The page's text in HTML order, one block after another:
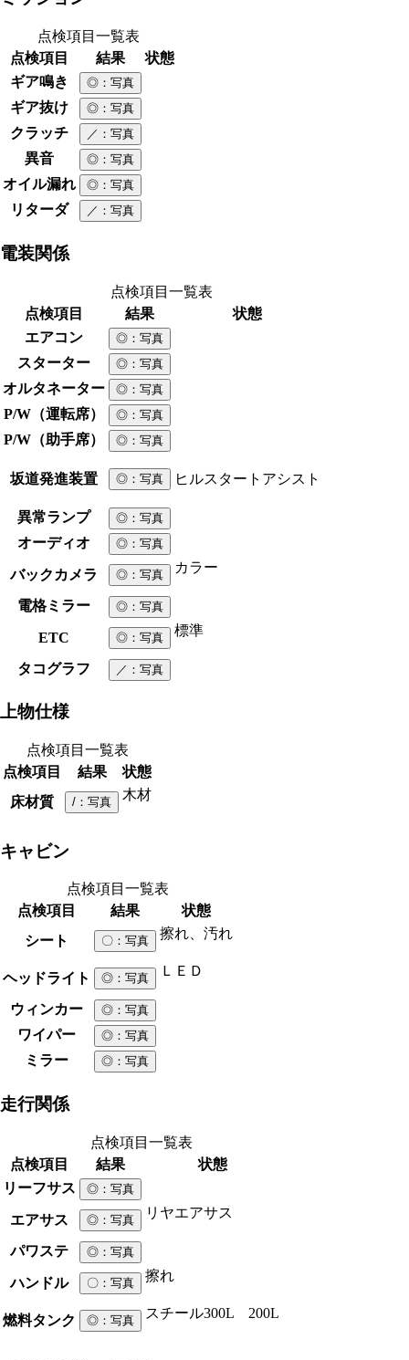
点検項目一覧表
点検項目
結果
状態
ギア鳴き
◎ ：写真
ギア抜け ◎ ：写真
クラッチ ／ ：写真
異音 ◎ ：写真
オイル漏れ ◎ ：写真
リターダ ／ ：写真
電装関係
点検項目一覧表
点検項目
結果
状態
エアコン
◎ ：写真
スターター ◎ ：写真
オルタネーター ◎ ：写真
P/W（運転席） ◎ ：写真
P/W（助手席） ◎ ：写真
坂道発進装置 ◎ ：写真 ヒルスタートアシスト
異常ランプ ◎ ：写真
オーディオ ◎ ：写真
バックカメラ ◎ ：写真 カラー
電格ミラー ◎ ：写真
ETC ◎ ：写真 標準
タコグラフ ／ ：写真
上物仕様
点検項目一覧表
点検項目
結果
状態
床材質
/ ：写真 木材
キャビン
点検項目一覧表
点検項目
結果
状態
シート
〇 ：写真 擦れ、汚れ
ヘッドライト ◎ ：写真 ＬＥＤ
ウィンカー ◎ ：写真
ワイパー ◎ ：写真
ミラー ◎ ：写真
走行関係
点検項目一覧表
点検項目
結果
状態
リーフサス
◎ ：写真
エアサス ◎ ：写真 リヤエアサス
パワステ ◎ ：写真
ハンドル 〇 ：写真 擦れ
燃料タンク ◎ ：写真 スチール300L 200L